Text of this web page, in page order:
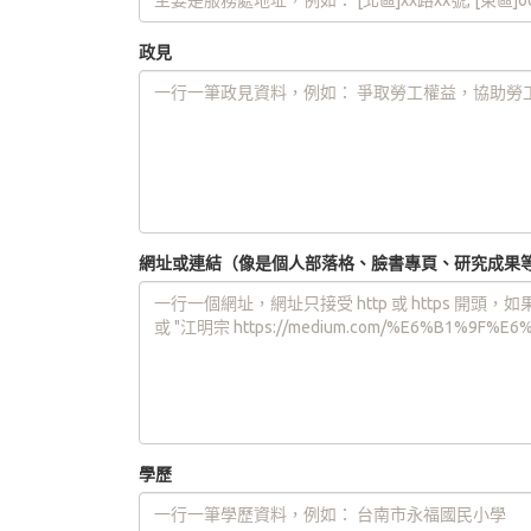
政見
網址或連結（像是個人部落格、臉書專頁、研究成果
學歷